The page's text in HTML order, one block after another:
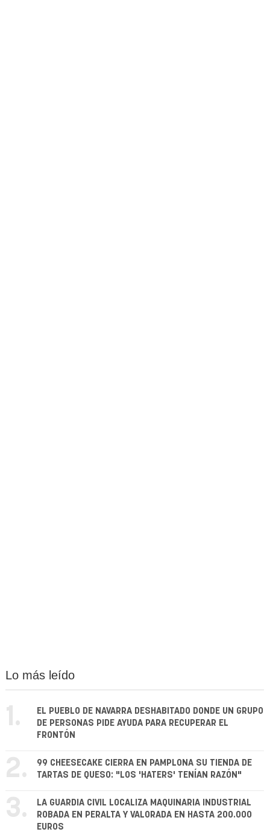
Lo más leído
1.
EL PUEBLO DE NAVARRA DESHABITADO DONDE UN GRUPO
DE PERSONAS PIDE AYUDA PARA RECUPERAR EL
FRONTÓN
2.
99 CHEESECAKE CIERRA EN PAMPLONA SU TIENDA DE
TARTAS DE QUESO: "LOS 'HATERS' TENÍAN RAZÓN"
3.
LA GUARDIA CIVIL LOCALIZA MAQUINARIA INDUSTRIAL
ROBADA EN PERALTA Y VALORADA EN HASTA 200.000
EUROS